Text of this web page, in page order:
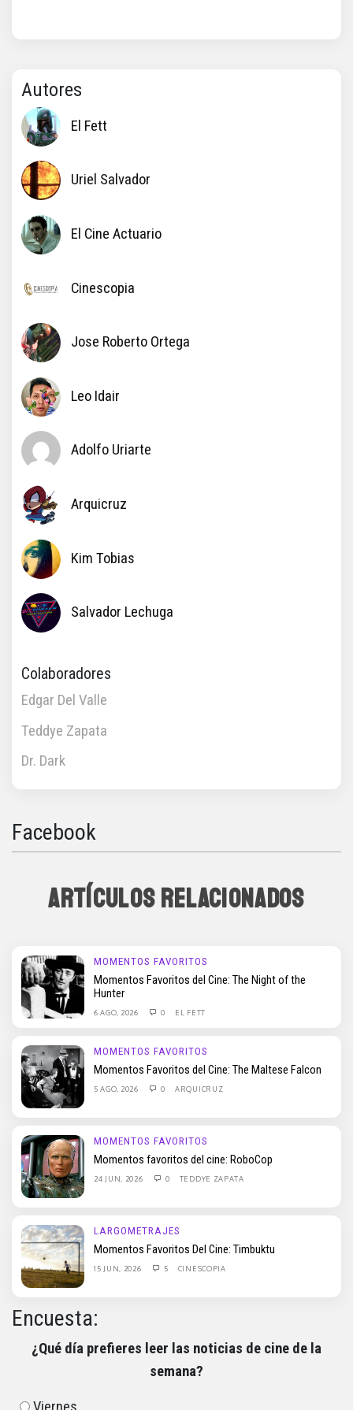
Autores
El Fett
Uriel Salvador
El Cine Actuario
Cinescopia
Jose Roberto Ortega
Leo Idair
Adolfo Uriarte
Arquicruz
Kim Tobias
Salvador Lechuga
Colaboradores
Edgar Del Valle
Teddye Zapata
Dr. Dark
Facebook
ARTÍCULOS RELACIONADOS
MOMENTOS FAVORITOS
Momentos Favoritos del Cine: The Night of the
Hunter
6 AGO, 2026 0 EL FETT
MOMENTOS FAVORITOS
Momentos Favoritos del Cine: The Maltese Falcon
5 AGO, 2026 0 ARQUICRUZ
MOMENTOS FAVORITOS
Momentos favoritos del cine: RoboCop
24 JUN, 2026 0 TEDDYE ZAPATA
LARGOMETRAJES
Momentos Favoritos Del Cine: Timbuktu
15 JUN, 2026 5 CINESCOPIA
Encuesta:
¿Qué día prefieres leer las noticias de cine de la
semana?